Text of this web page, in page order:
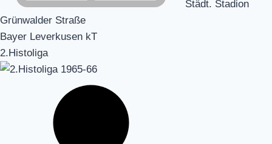
Städt. Stadion
Grünwalder Straße
Bayer Leverkusen kT
2.Histoliga